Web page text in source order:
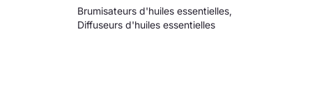
Brumisateurs d'huiles essentielles,
Diffuseurs d'huiles essentielles